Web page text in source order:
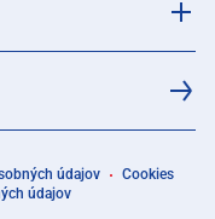
údajov
Cookies
údajov